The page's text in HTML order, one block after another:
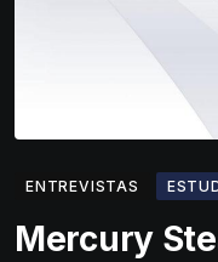
ENTREVISTAS
Mercury